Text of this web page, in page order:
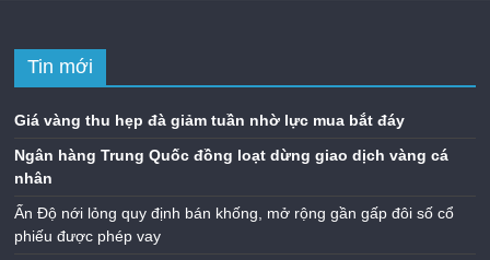
Tin mới
Giá vàng thu hẹp đà giảm tuần nhờ lực mua bắt đáy
Ngân hàng Trung Quốc đồng loạt dừng giao dịch vàng cá
nhân
Ấn Độ nới lỏng quy định bán khống, mở rộng gần gấp đôi số cổ
phiếu được phép vay